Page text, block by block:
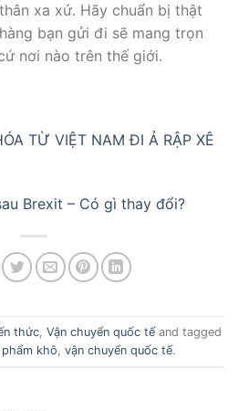
xa xứ. Hãy chuẩn bị thật
bạn gửi đi sẽ mang trọn
nơi nào trên thế giới.
TỪ VIỆT NAM ĐI Ả RẬP XÊ
Brexit – Có gì thay đổi?
thức, Vận chuyển quốc tếand tagged
khô vận chuyển quốc tế.